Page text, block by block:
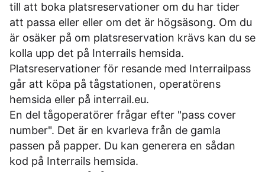
till att boka platsreservationer om du har tider
att passa eller eller om det är högsäsong. Om du
är osäker på om platsreservation krävs kan du se
kolla upp det på Interrails hemsida.
Platsreservationer för resande med Interrailpass
går att köpa på tågstationen, operatörens
hemsida eller på interrail.eu.
En del tågoperatörer frågar efter "pass cover
number". Det är en kvarleva från de gamla
passen på papper. Du kan generera en sådan
kod på Interrails hemsida.